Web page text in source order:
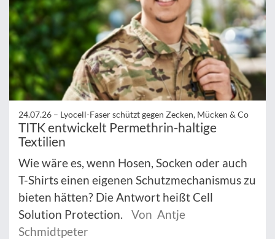
24.07.26 – Lyocell-Faser schützt gegen Zecken, Mücken & Co
TITK entwickelt Permethrin-haltige
Textilien
Wie wäre es, wenn Hosen, Socken oder auch
T-Shirts einen eigenen Schutzmechanismus zu
bieten hätten? Die Antwort heißt Cell
Solution Protection.
Von Antje
Schmidtpeter